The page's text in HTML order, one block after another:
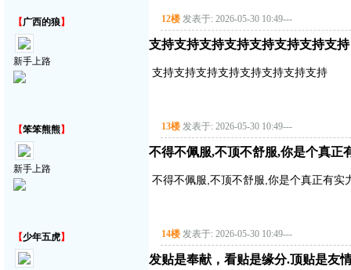
【广西的狼】
新手上路
12楼 发表于: 2026-05-30 10:49---
支持支持支持支持支持支持支持支持
支持支持支持支持支持支持支持支持
【笨笨熊熊】
新手上路
13楼 发表于: 2026-05-30 10:49---
不得不佩服,不顶不舒服,你是个真正
不得不佩服,不顶不舒服,你是个真正有实
【少年五虎】 14楼 发表于: 2026-05-30 10:49---
发贴是奉献，看贴是缘分.顶贴是友